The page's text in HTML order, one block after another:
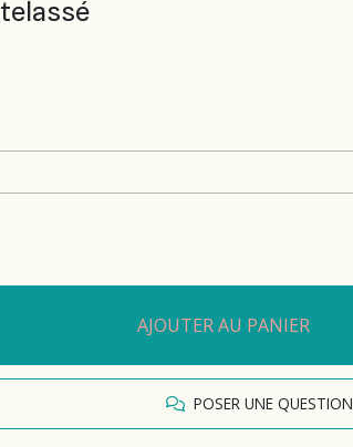
AJOUTER AU PANIER
POSER UNE QUESTION